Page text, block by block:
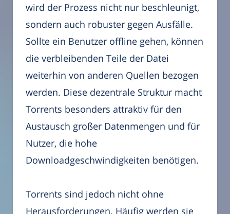
wird der Prozess nicht nur beschleunigt,
sondern auch robuster gegen Ausfälle.
Sollte ein Benutzer offline gehen, können
die verbleibenden Teile der Datei
weiterhin von anderen Quellen bezogen
werden. Diese dezentrale Struktur macht
Torrents besonders attraktiv für den
Austausch großer Datenmengen und für
Nutzer, die hohe
Downloadgeschwindigkeiten benötigen.
Torrents sind jedoch nicht ohne
Herausforderungen. Häufig werden sie